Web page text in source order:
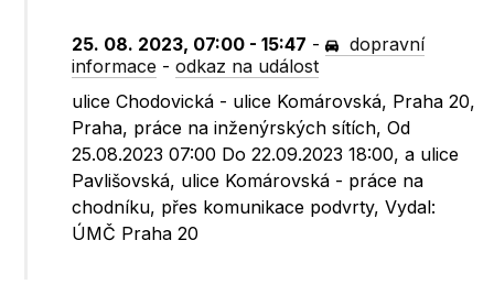
25. 08. 2023, 07:00 - 15:47 -
dopravní
informace -odkaz na událost
ulice Chodovická - ulice Komárovská, Praha 20,
Praha, práce na inženýrských sítích, Od
25.08.2023 07:00 Do 22.09.2023 18:00, a ulice
Pavlišovská, ulice Komárovská - práce na
chodníku, přes komunikace podvrty, Vydal:
ÚMČ Praha 20